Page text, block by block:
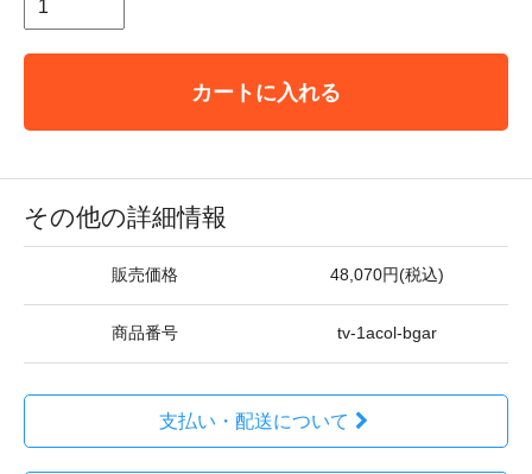
カートに入れる
その他の詳細情報
販売価格 48,070円(税込)
商品番号 tv-1acol-bgar
支払い・配送について